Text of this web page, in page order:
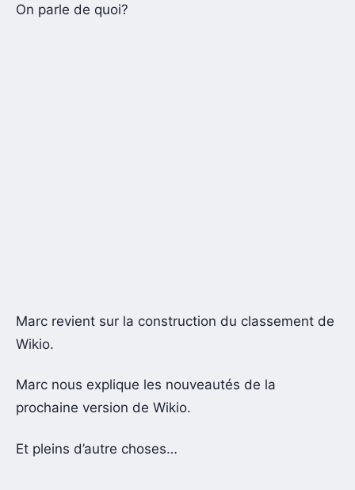
On parle de quoi?
Marc revient sur la construction du classement de
Wikio.
Marc nous explique les nouveautés de la
prochaine version de Wikio.
Et pleins d’autre choses…